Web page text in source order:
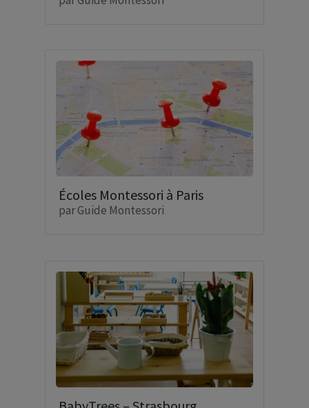
Écoles Montessori à Paris
parGuide Montessori